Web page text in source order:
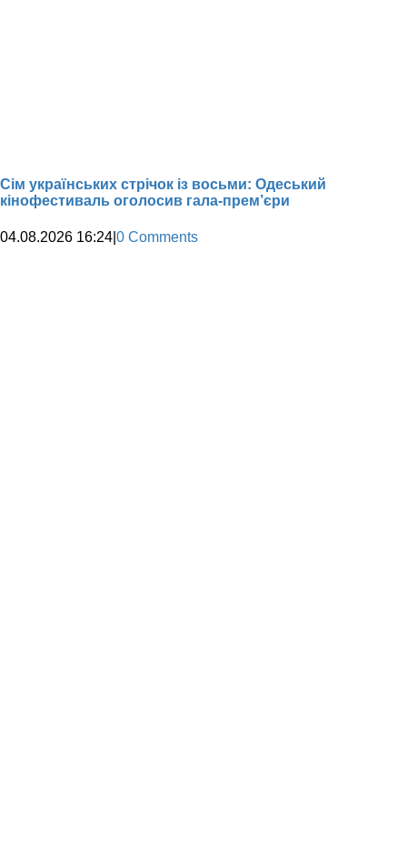
Сім українських стрічок із восьми: Одеський
кінофестиваль оголосив гала-прем’єри
04.08.2026 16:24 0 Comments